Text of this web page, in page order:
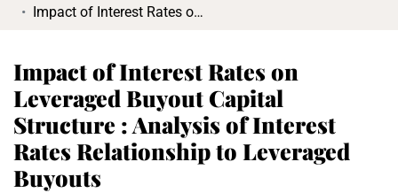
Impact of Interest Rates on Leveraged Buyout Capital Structure : Analysis of Interest Rates Relationship to Leveraged Buyouts
Impact of Interest Rates on
Leveraged Buyout Capital
Structure : Analysis of Interest
Rates Relationship to Leveraged
Buyouts